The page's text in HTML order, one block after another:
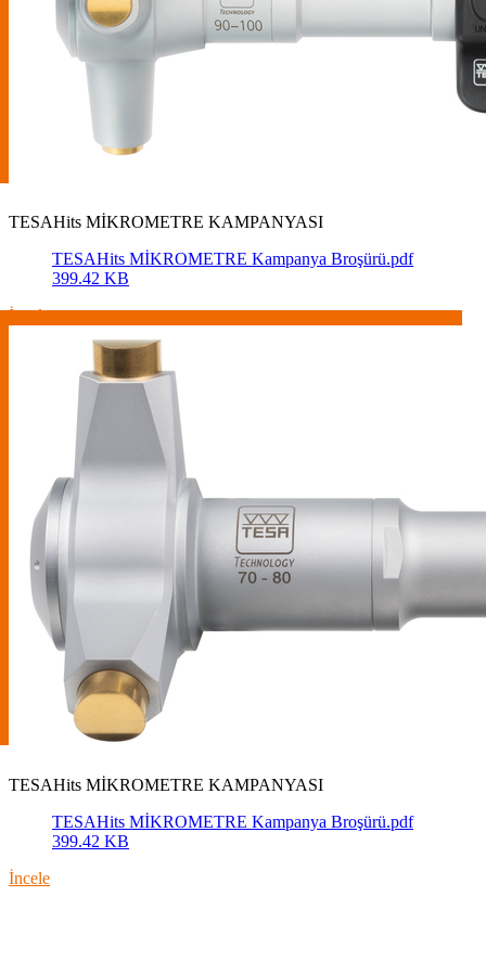
TESAHits MİKROMETRE KAMPANYASI
TESAHits MİKROMETRE Kampanya Broşürü.pdf
399.42 KB
İncele
TESAHits MİKROMETRE KAMPANYASI
TESAHits MİKROMETRE Kampanya Broşürü.pdf
399.42 KB
İncele